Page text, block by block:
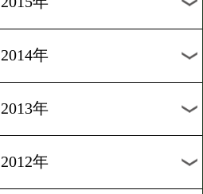
2022年
2020年